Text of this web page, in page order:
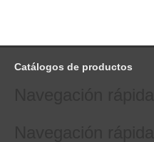
Catálogos de productos